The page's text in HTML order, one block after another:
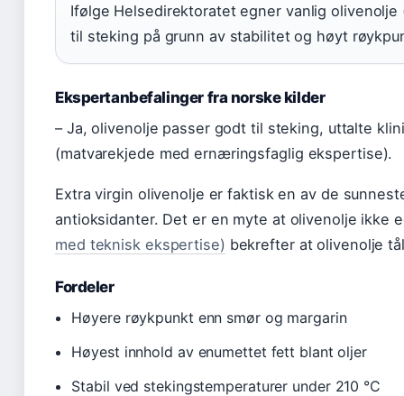
Ifølge Helsedirektoratet egner vanlig
til steking på grunn av stabilitet og høyt
Ekspertanbefalinger fra norske kilder
– Ja, olivenolje passer godt til steking, uttalte
(matvarekjede med ernæringsfaglig ekspertise).
Extra virgin olivenolje er faktisk en av de
antioksidanter. Det er en myte at olivenolje ikke
med teknisk ekspertise) bekrefter at olivenolje
Fordeler
Høyere røykpunkt enn smør og margarin
Høyest innhold av enumettet fett blant oljer
Stabil ved stekingstemperaturer under 210 °C